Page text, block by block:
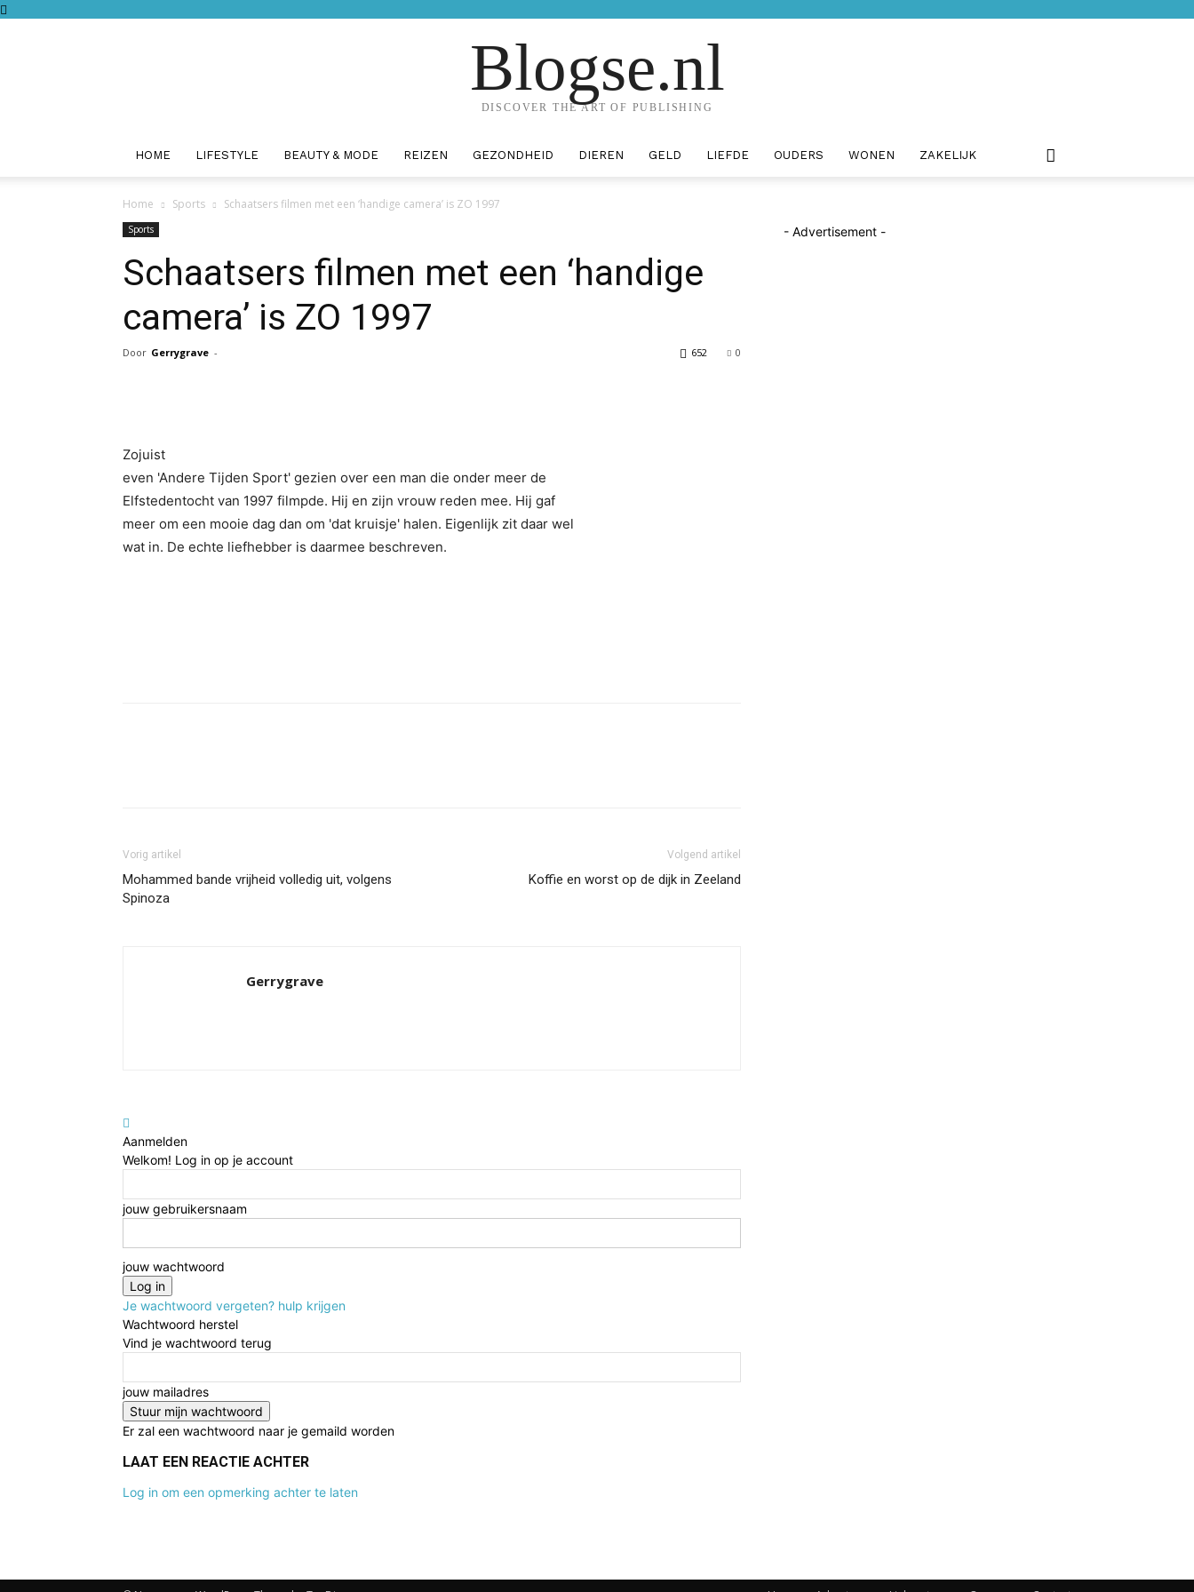
Blogse.nl
DISCOVER THE ART OF PUBLISHING
HOME LIFESTYLE BEAUTY & MODE REIZEN GEZONDHEID DIEREN GELD LIEFDE OUDERS WONEN ZAKELIJK
Home Sports Schaatsers filmen met een ‘handige camera’ is ZO 1997
Sports
Schaatsers filmen met een ‘handige
camera’ is ZO 1997
Door Gerrygrave - 0
652
Zojuist
even 'Andere Tijden Sport' gezien over een man die onder meer de
Elfstedentocht van 1997 filmpde. Hij en zijn vrouw reden mee. Hij gaf
meer om een mooie dag dan om 'dat kruisje' halen. Eigenlijk zit daar wel
wat in. De echte liefhebber is daarmee beschreven.
Vorig artikel
Mohammed bande vrijheid volledig uit, volgens
Spinoza
Volgend artikel
Koffie en worst op de dijk in Zeeland
Gerrygrave
Aanmelden
Welkom! Log in op je account
jouw gebruikersnaam
jouw wachtwoord
Je wachtwoord vergeten? hulp krijgen
Wachtwoord herstel
Vind je wachtwoord terug
jouw mailadres
Er zal een wachtwoord naar je gemaild worden
LAAT EEN REACTIE ACHTER
Log in om een opmerking achter te laten
- Advertisement -